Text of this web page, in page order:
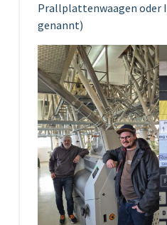
Prallplattenwaagen oder
genannt)